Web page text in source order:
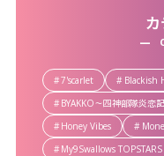
7'scarlet Blackish
BYAKKO～四神部隊炎恋
Honey Vibes
My9Swallows